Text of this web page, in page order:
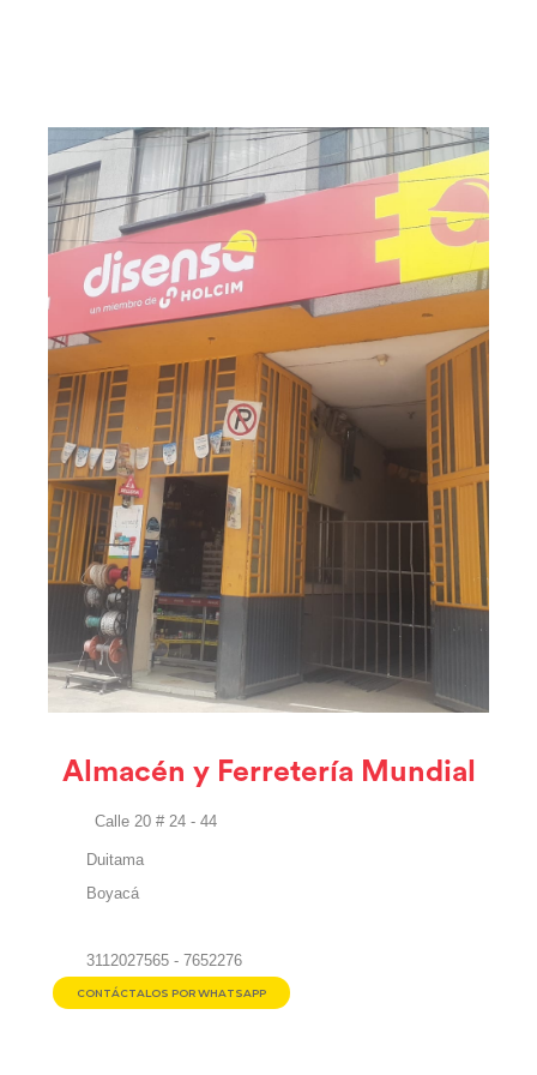
Almacén y Ferretería Mundial
Calle 20 # 24 - 44
Duitama
Boyacá
3112027565 - 7652276
CONTÁCTALOS POR WHATSAPP